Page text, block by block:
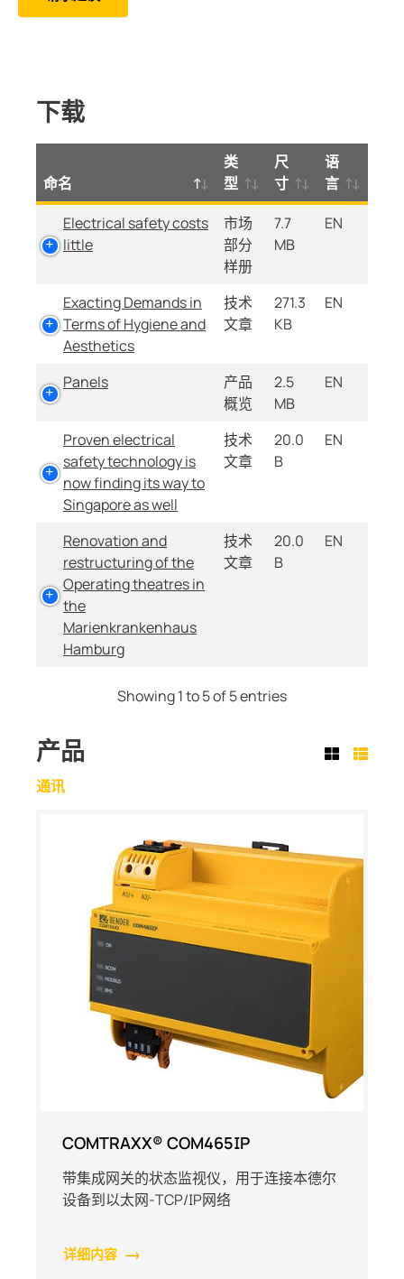
下载
命名
类
型
尺
寸
语
言
Electrical safety costs
little
市场
部分
样册
7.7
MB
EN
Exacting Demands in
Terms of Hygiene and
Aesthetics
技术
文章
271.3
KB
EN
Panels
产品
概览
2.5
MB
EN
Proven electrical
safety technology is
now finding its way to
Singapore as well
技术
文章
20.0
B
EN
Renovation and
restructuring of the
Operating theatres in
the
Marienkrankenhaus
Hamburg
技术
文章
20.0
B
EN
Showing 1 to 5 of 5 entries
产品
通讯
COMTRAXX® COM465IP
带集成网关的状态监视仪，用于连接本德尔
设备到以太网-TCP/IP网络
详细内容